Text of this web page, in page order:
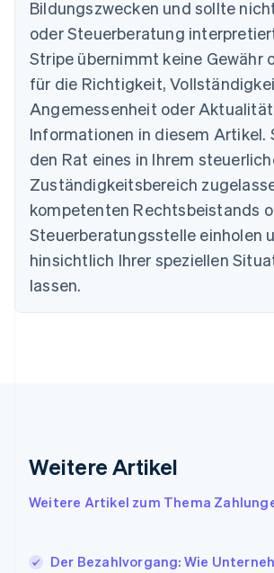
Bildungszwecken und sollte
oder Steuerberatung
Stripe übernimmt keine Gewähr
für die Richtigkeit,
Angemessenheit oder
Informationen in diesem Artikel.
den Rat eines in Ihrem
Zuständigkeitsbereich
kompetenten Rechtsbeistands
Steuerberatungsstelle einholen
hinsichtlich Ihrer speziellen
lassen.
Weitere Artikel
Weitere Artikel zum Thema
Der Bezahlvorgang: Wie
English
Belgien
Nederlands Français DeutschEnglish
Brasilien
PortuguêsEnglish
English
Dänemark
English
Deutschland
Deutsch English
Estland
Festlandchina
简体中文English
Finnland
English
Frankreich
Irland
Italien
日本語 English